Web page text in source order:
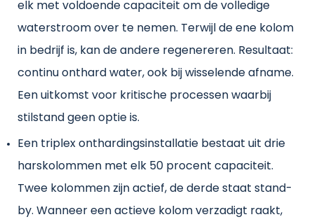
elk met voldoende capaciteit om de volledige
waterstroom over te nemen. Terwijl de ene kolom
in bedrijf is, kan de andere regenereren. Resultaat:
continu onthard water, ook bij wisselende afname.
Een uitkomst voor kritische processen waarbij
stilstand geen optie is.
Een triplex onthardingsinstallatie bestaat uit drie
harskolommen met elk 50 procent capaciteit.
Twee kolommen zijn actief, de derde staat stand-
by. Wanneer een actieve kolom verzadigt raakt,